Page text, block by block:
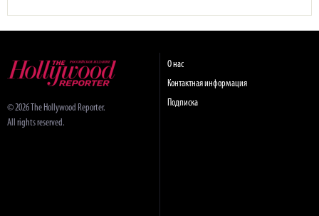
© 2026 The Hollywood Reporter.
All rights reserved.
О нас
Контактная информация
Подписка